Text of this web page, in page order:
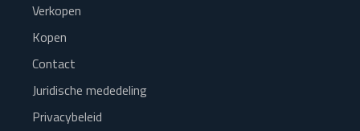
Verkopen
Kopen
Contact
Juridische mededeling
Privacybeleid